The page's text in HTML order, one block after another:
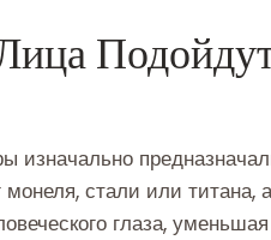
изначально
стали или титана,
глаза,